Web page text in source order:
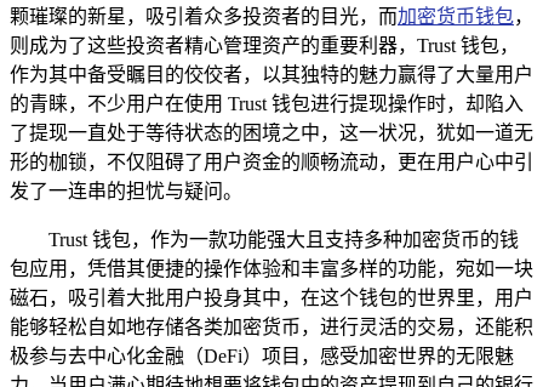
颗璀璨的新星，吸引着众多投资者的目光，而加密货币钱包，
则成为了这些投资者精心管理资产的重要利器，Trust 钱包，
作为其中备受瞩目的佼佼者，以其独特的魅力赢得了大量用户
的青睐，不少用户在使用 Trust 钱包进行提现操作时，却陷入
了提现一直处于等待状态的困境之中，这一状况，犹如一道无
形的枷锁，不仅阻碍了用户资金的顺畅流动，更在用户心中引
发了一连串的担忧与疑问。
Trust 钱包，作为一款功能强大且支持多种加密货币的钱
包应用，凭借其便捷的操作体验和丰富多样的功能，宛如一块
磁石，吸引着大批用户投身其中，在这个钱包的世界里，用户
能够轻松自如地存储各类加密货币，进行灵活的交易，还能积
极参与去中心化金融（DeFi）项目，感受加密世界的无限魅